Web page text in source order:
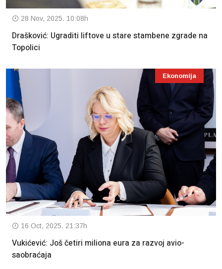
28 Nov, 2025. 10:08h
Drašković: Ugraditi liftove u stare stambene zgrade na
Topolici
Ekonomija
16 Oct, 2025. 21:37h
Vukićević: Još četiri miliona eura za razvoj avio-
saobraćaja